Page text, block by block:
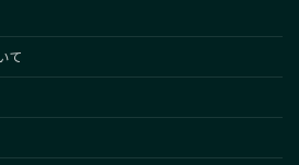
て